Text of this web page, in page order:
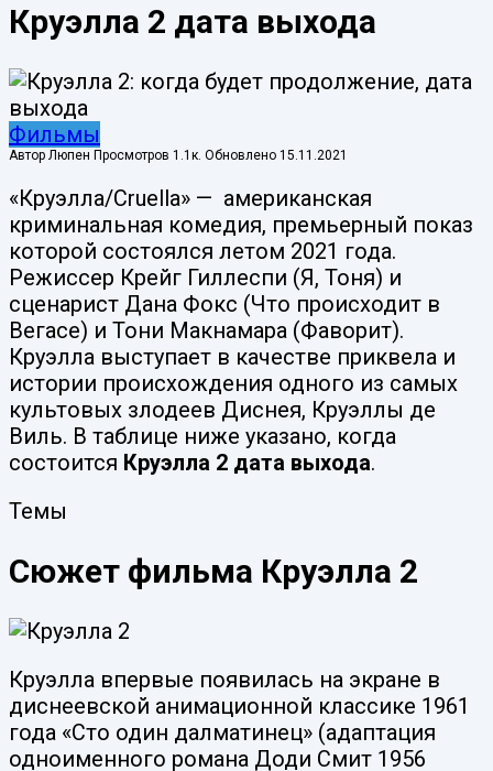
Круэлла 2 дата выхода
Фильмы
Автор Люпен Просмотров 1.1к. Обновлено 15.11.2021
«Круэлла/Cruella» — американская
криминальная комедия, премьерный показ
которой состоялся летом 2021 года.
Режиссер Крейг Гиллеспи (Я, Тоня) и
сценарист Дана Фокс (Что происходит в
Вегасе) и Тони Макнамара (Фаворит).
Круэлла выступает в качестве приквела и
истории происхождения одного из самых
культовых злодеев Диснея, Круэллы де
Виль. В таблице ниже указано, когда
состоится Круэлла 2 дата выхода.
Темы
Сюжет фильма Круэлла 2
Круэлла впервые появилась на экране в
диснеевской анимационной классике 1961
года «Сто один далматинец» (адаптация
одноименного романа Доди Смит 1956